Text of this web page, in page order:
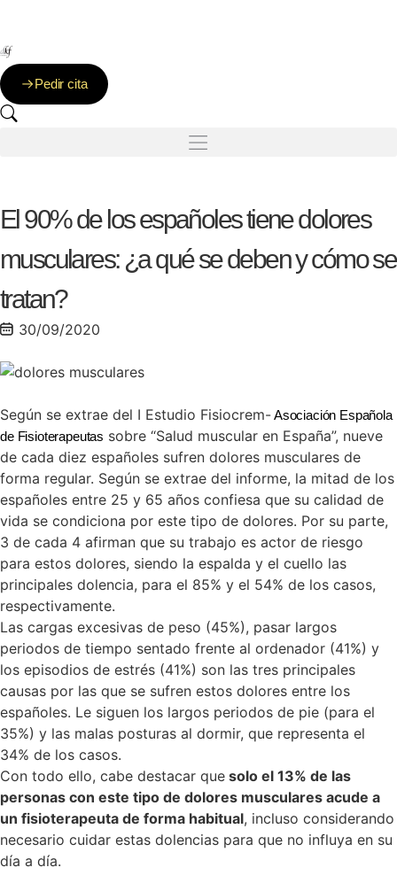
Clínica DKF: Nadie te trata mejor
Pedir cita
El 90% de los españoles tiene dolores
musculares: ¿a qué se deben y cómo se
tratan?
30/09/2020
Según se extrae del I Estudio Fisiocrem-Asociación Española
de Fisioterapeutas sobre “Salud muscular en España”, nueve
de cada diez españoles sufren dolores musculares de
forma regular. Según se extrae del informe, la mitad de los
españoles entre 25 y 65 años confiesa que su calidad de
vida se condiciona por este tipo de dolores. Por su parte,
3 de cada 4 afirman que su trabajo es actor de riesgo
para estos dolores, siendo la espalda y el cuello las
principales dolencia, para el 85% y el 54% de los casos,
respectivamente.
Las cargas excesivas de peso (45%), pasar largos
periodos de tiempo sentado frente al ordenador (41%) y
los episodios de estrés (41%) son las tres principales
causas por las que se sufren estos dolores entre los
españoles. Le siguen los largos periodos de pie (para el
35%) y las malas posturas al dormir, que representa el
34% de los casos.
Con todo ello, cabe destacar que solo el 13% de las
personas con este tipo de dolores musculares acude a
un fisioterapeuta de forma habitual, incluso considerando
necesario cuidar estas dolencias para que no influya en su
día a día.